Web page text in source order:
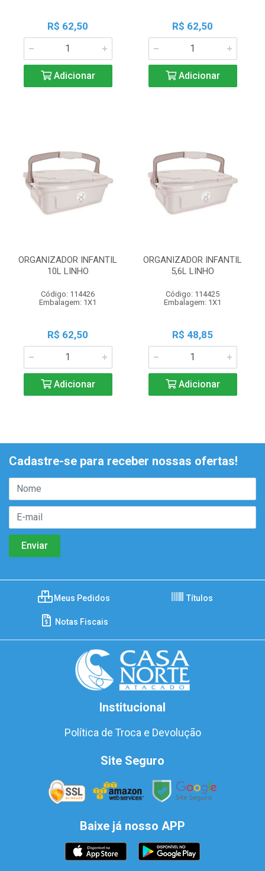
R$ 62,50
Adicionar
R$ 62,50
Adicionar
ORGANIZADOR INFANTIL
10L LINHO
Código: 114426
Embalagem: 1X1
R$ 62,50
Adicionar
ORGANIZADOR INFANTIL
5,6L LINHO
Código: 114425
Embalagem: 1X1
R$ 48,85
Adicionar
Cadastre-se para receber nossas ofertas!
Meus Pedidos Títulos
Notas Fiscais
Institucional
Política de Troca e Devolução
Site Seguro
Baixe já nosso APP